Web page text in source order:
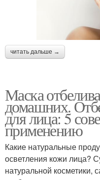
читать дальше →
Маска
домашних.
для лица: 5
применению
Какие натуральные
осветления кожи лица?
натуральной косметики,